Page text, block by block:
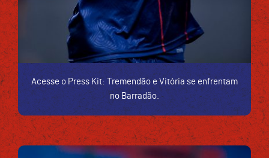
Acesse o Press Kit: Tremendão e Vitória se enfrentam
no Barradão.